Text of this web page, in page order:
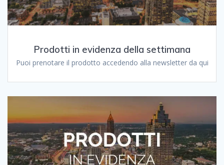
Prodotti in evidenza della settimana
Puoi prenotare il prodotto accedendo alla newsletter da qui